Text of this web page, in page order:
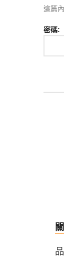
這篇
密碼: